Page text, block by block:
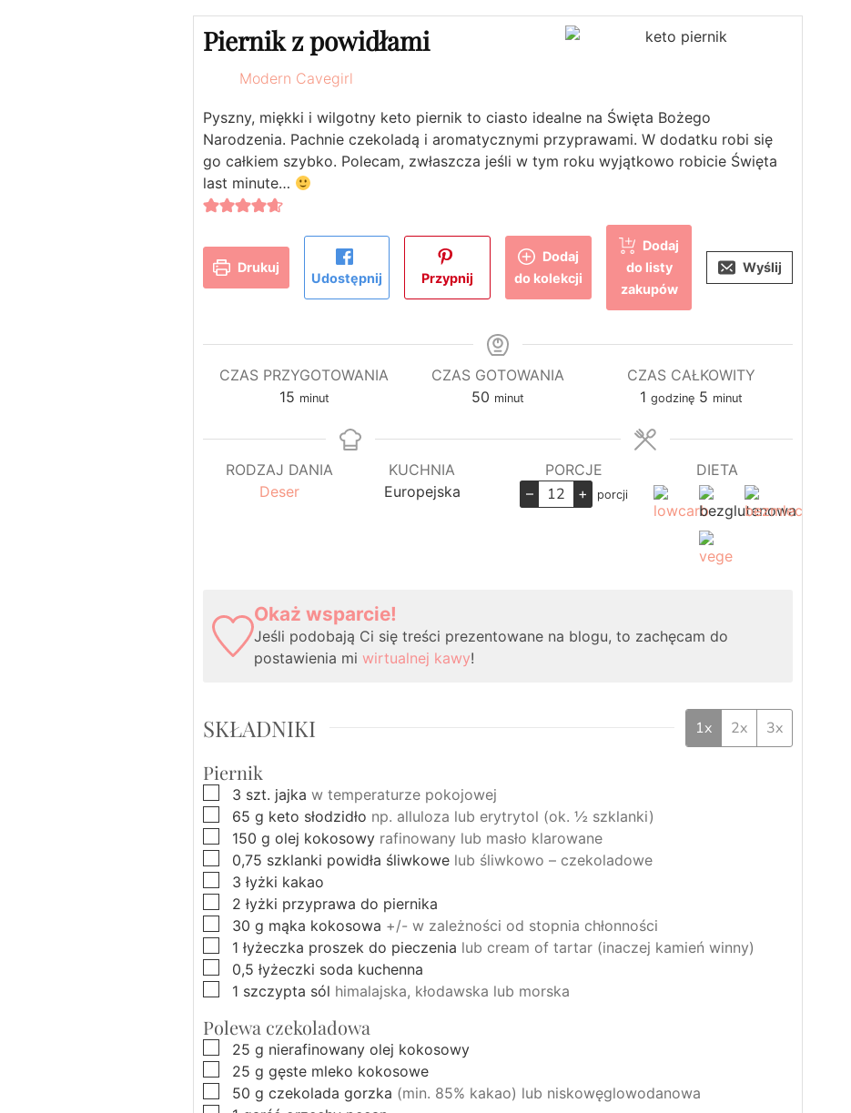
Piernik z powidłami
Modern Cavegirl
Pyszny, miękki i wilgotny keto piernik to ciasto idealne na Święta Bożego
Narodzenia. Pachnie czekoladą i aromatycznymi przyprawami. W dodatku robi się
go całkiem szybko. Polecam, zwłaszcza jeśli w tym roku wyjątkowo robicie Święta
last minute…
Drukuj
Udostępnij Przypnij
Dodaj
do kolekcji
Dodaj
do listy
zakupów
Wyślij
CZAS PRZYGOTOWANIA
15minuty
minut
CZAS GOTOWANIA
50 minuty
minut
CZAS CAŁKOWITY
1 godzina
godzinę 5 minuty
minut
RODZAJ DANIA
Deser
KUCHNIA
Europejska
PORCJE
–
+ porcji
DIETA
Okaż wsparcie!
Jeśli podobają Ci się treści prezentowane na blogu, to zachęcam do
postawienia mi wirtualnej kawy!
SKŁADNIKI 1x 2x 3x
Piernik
▢
3 szt. jajka w temperaturze pokojowej
▢
65 g keto słodzidło np. alluloza lub erytrytol (ok. ½ szklanki)
▢
150 g olej kokosowy rafinowany lub masło klarowane
▢
0,75 szklanki powidła śliwkowe lub śliwkowo – czekoladowe
▢
3 łyżki kakao
▢
2 łyżki przyprawa do piernika
▢
30 g mąka kokosowa +/- w zależności od stopnia chłonności
▢
1 łyżeczka proszek do pieczenia lub cream of tartar (inaczej kamień winny)
▢
0,5 łyżeczki soda kuchenna
▢
1 szczypta sól himalajska, kłodawska lub morska
Polewa czekoladowa
▢
25 g nierafinowany olej kokosowy
▢
25 g gęste mleko kokosowe
▢
50 g czekolada gorzka (min. 85% kakao) lub niskowęglowodanowa